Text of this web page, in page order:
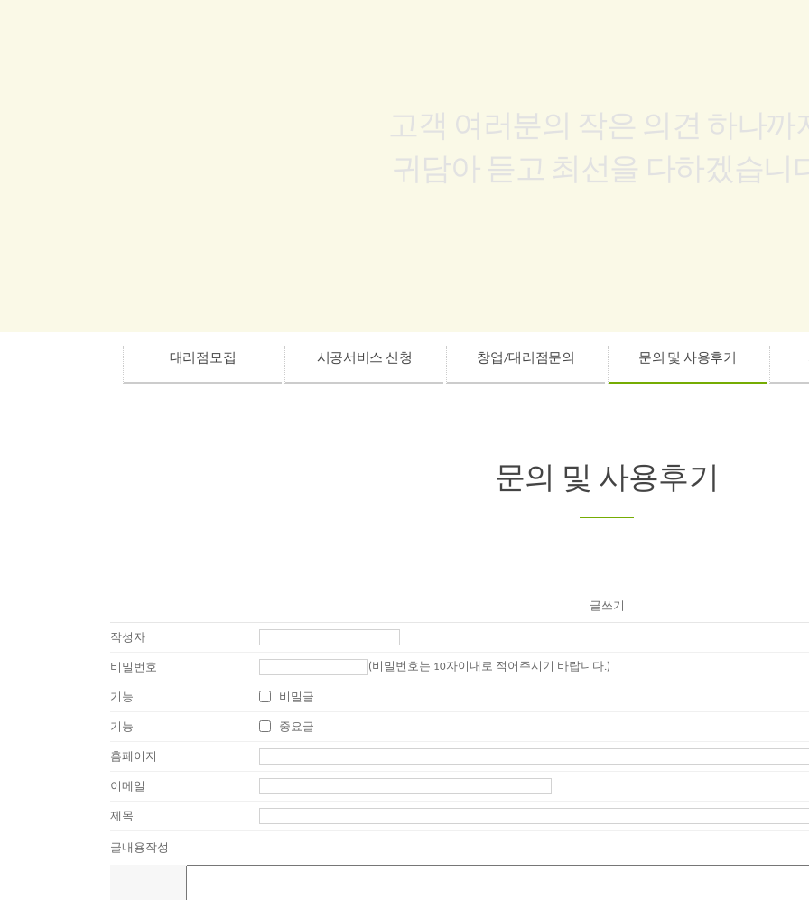
고객 여러분의 작은 의견 하나까
귀담아 듣고 최선을 다하겠습니
대리점모집 시공서비스 신청 창업/대리점문의 문의 및 사용후기
문의 및 사용후기
글쓰기
작성자
비밀번호 (비밀번호는 10자이내로 적어주시기 바랍니다.)
기능 비밀글
기능 중요글
홈페이지
이메일
제목
글내용작성